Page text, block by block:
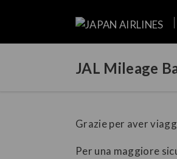
JAL Mileage
Grazie per aver
Per una maggiore